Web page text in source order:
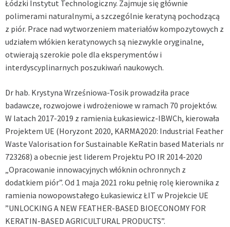
Łódzki Instytut Technologiczny. Zajmuje się głównie
polimerami naturalnymi, a szczególnie keratyną pochodzącą
z piór. Prace nad wytworzeniem materiałów kompozytowych z
udziałem włókien keratynowych są niezwykle oryginalne,
otwierają szerokie pole dla eksperymentów i
interdyscyplinarnych poszukiwań naukowych.
Dr hab. Krystyna Wrześniowa-Tosik prowadziła prace
badawcze, rozwojowe i wdrożeniowe w ramach 70 projektów.
W latach 2017-2019 z ramienia Łukasiewicz-IBWCh, kierowała
Projektem UE (Horyzont 2020, KARMA2020: Industrial Feather
Waste Valorisation for Sustainable KeRatin based Materials nr
723268) a obecnie jest liderem Projektu PO IR 2014-2020
„Opracowanie innowacyjnych włóknin ochronnych z
dodatkiem piór”. Od 1 maja 2021 roku pełnię rolę kierownika z
ramienia nowopowstałego Łukasiewicz ŁIT w Projekcie UE
”UNLOCKING A NEW FEATHER-BASED BIOECONOMY FOR
KERATIN-BASED AGRICULTURAL PRODUCTS”.